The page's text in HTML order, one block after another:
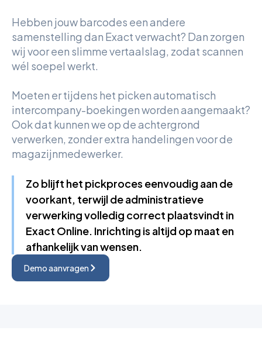
Hebben jouw barcodes een andere
samenstelling dan Exact verwacht? Dan zorgen
wij voor een slimme vertaalslag, zodat scannen
wél soepel werkt.
Moeten er tijdens het picken automatisch
intercompany-boekingen worden aangemaakt?
Ook dat kunnen we op de achtergrond
verwerken, zonder extra handelingen voor de
magazijnmedewerker.
Zo blijft het pickproces eenvoudig aan de
voorkant, terwijl de administratieve
verwerking volledig correct plaatsvindt in
Exact Online. Inrichting is altijd op maat en
afhankelijk van wensen.
Demo aanvragen